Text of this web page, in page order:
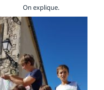
On explique.